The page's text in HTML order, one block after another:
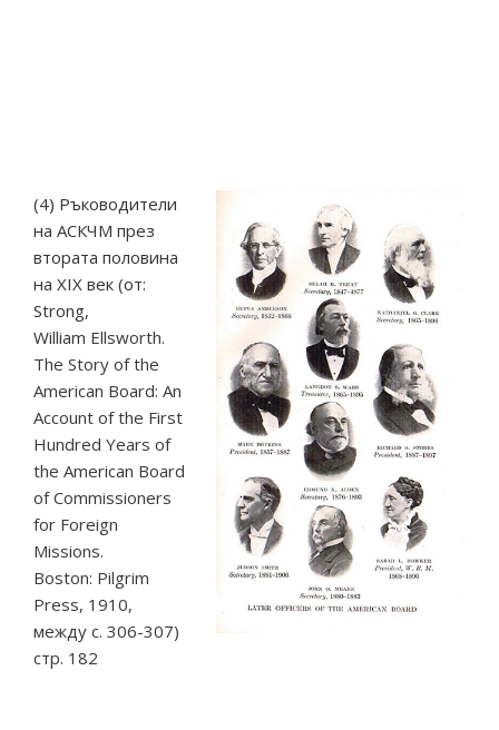
(4) Ръководители
на АСКЧМ през
втората половина
на ХІХ век (от:
Strong,
William Ellsworth.
The Story of the
American Board: An
Account of the First
Hundred Years of
the American Board
of Commissioners
for Foreign
Missions.
Boston: Pilgrim
Press, 1910,
между с. 306-307)
стр. 182